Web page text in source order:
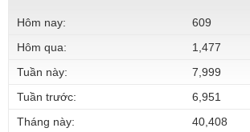
Hôm nay:
609
Hôm qua:
1,477
Tuần này:
7,999
Tuần trước:
6,951
Tháng này:
40,408